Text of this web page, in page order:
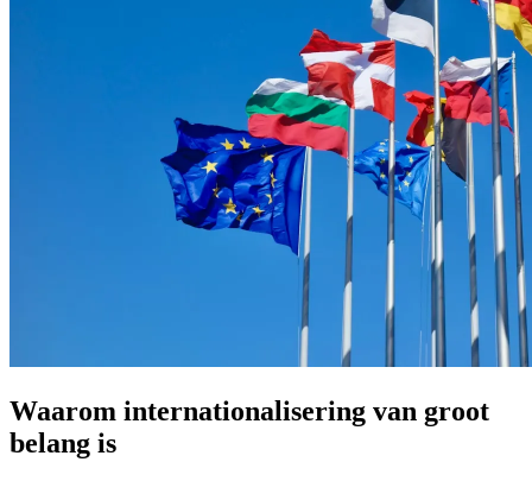
Waarom internationalisering van groot
belang is